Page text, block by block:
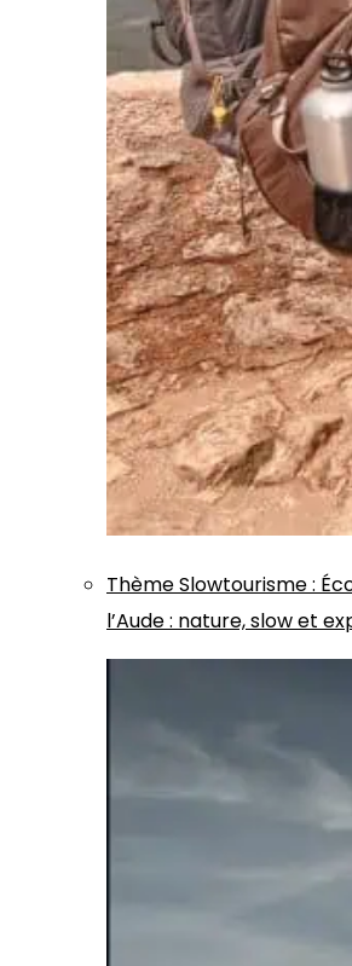
ThèmeSlowtourisme:
l’Aude : nature, slow et